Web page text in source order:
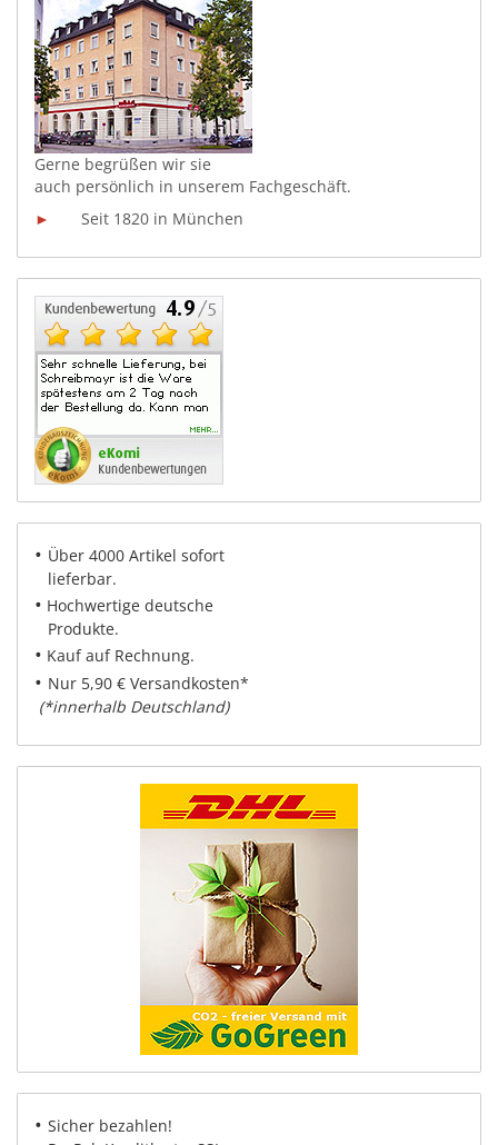
Gerne begrüßen wir sie
auch persönlich in unserem Fachgeschäft.
►
Seit 1820 in München
• Über 4000 Artikel sofort
lieferbar.
• Hochwertige deutsche
Produkte.
• Kauf auf Rechnung.
• Nur 5,90 € Versandkosten*
(*innerhalb Deutschland)
• Sicher bezahlen!